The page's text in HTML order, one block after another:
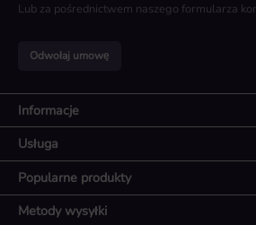
Lub za pośrednictwem naszego formularza
Odwołaj umowę
Informacje
Usługa
Popularne produkty
Metody wysyłki